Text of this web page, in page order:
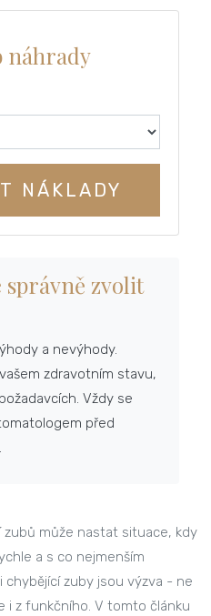
náhrady
NÁKLADY
správně zvolit
a nevýhody.
zdravotním stavu,
Vždy se
před
může nastat situace, kdy
a s co nejmenším
chybějící zuby jsou výzva - ne
i z funkčního. V tomto článku